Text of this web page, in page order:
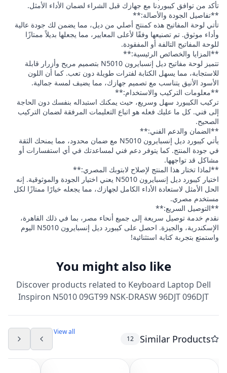
تأكد من توافق كيبوردنا مع جهازك قبل الشراء لضمان الأداء الأمثل.
**تفاصيل الجودة والأصالة:**
تأتي لوحة المفاتيح هذه كمنتج أصلي من ديل، مما يضمن لك جودة عالية
وأداء موثوق. تم تصنيعها وفقًا لأعلى المعايير، مما يجعلها بديلاً ممتازًا
للوحة المفاتيح التالفة أو المفقودة.
**المزايا والخصائص الرئيسية:**
تتميز لوحة مفاتيح ديل إنسبايرون N5010 بتصميم مريح وأزرار قابلة
للاستجابة، مما يسهل الكتابة لفترات طويلة دون تعب. كما أن اللون
الأسود الأنيق يتناسب مع تصميم جهازك، مما يضيف لمسة جمالية.
**معلومات التركيب والاستخدام:**
تركيب الكيبورد سهل وسريع، حيث يمكنك استبداله بنفسك دون الحاجة
إلى فني. كل ما عليك فعله هو اتباع التعليمات المرفقة لضمان التركيب
الصحيح.
**الضمان والدعم الفني:**
يأتي كيبورد ديل إنسبايرون N5010 مع ضمان محدود، مما يمنحك الثقة
في جودة المنتج. كما يتوفر دعم فني لمساعدتك في أي استفسارات أو
مشاكل قد تواجهها.
**لماذا تختار هذا المنتج لإصلاح لابتوبك المصري:**
اختيار كيبورد ديل إنسبايرون N5010 يعني اختيار الجودة والموثوقية. إنه
الحل الأمثل لاستعادة الأداء الكامل لجهازك، مما يجعله خيارًا ممتازًا لكل
مستخدم مصري.
**التوصيل السريع:**
نقدم خدمة توصيل سريعة إلى جميع أنحاء مصر، بما في ذلك القاهرة،
الإسكندرية، والجيزة. احصل على كيبورد ديل إنسبايرون N5010 اليوم
واستمتع بتجربة كتابة استثنائية!
You might also like
Discover products related to Keyboard Laptop Dell
Inspiron N5010 09GT99 NSK-DRASW 96DJT 096DJT
Similar Products
12
View all